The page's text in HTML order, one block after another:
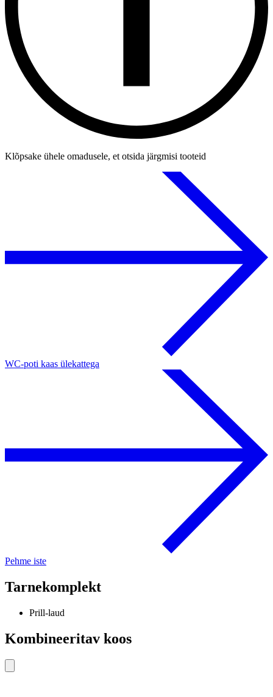
Klõpsake ühele omadusele, et otsida järgmisi tooteid
WC-poti kaas ülekattega
Pehme iste
Tarnekomplekt
Prill-laud
Kombineeritav koos